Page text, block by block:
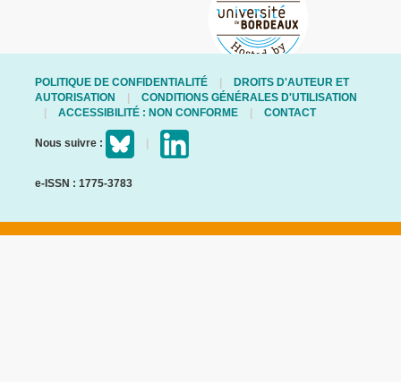
POLITIQUE DE CONFIDENTIALITÉ
DROITS D'AUTEUR ET
AUTORISATION
CONDITIONS GÉNÉRALES D'UTILISATION
ACCESSIBILITÉ : NON CONFORME
CONTACT
Nous suivre :
e-ISSN : 1775-3783